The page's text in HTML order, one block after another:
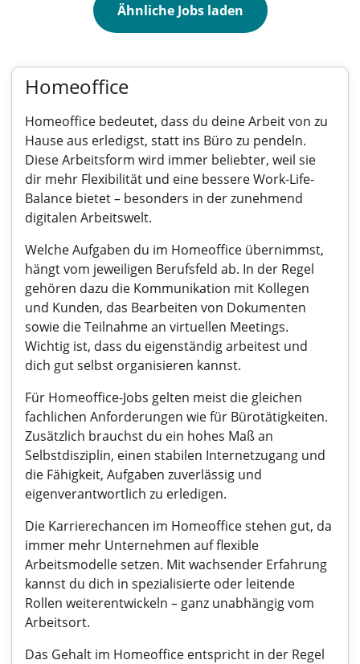
Ähnliche Jobs laden
Homeoffice
Homeoffice bedeutet, dass du deine Arbeit von zu
Hause aus erledigst, statt ins Büro zu pendeln.
Diese Arbeitsform wird immer beliebter, weil sie
dir mehr Flexibilität und eine bessere Work-Life-
Balance bietet – besonders in der zunehmend
digitalen Arbeitswelt.
Welche Aufgaben du im Homeoffice übernimmst,
hängt vom jeweiligen Berufsfeld ab. In der Regel
gehören dazu die Kommunikation mit Kollegen
und Kunden, das Bearbeiten von Dokumenten
sowie die Teilnahme an virtuellen Meetings.
Wichtig ist, dass du eigenständig arbeitest und
dich gut selbst organisieren kannst.
Für Homeoffice-Jobs gelten meist die gleichen
fachlichen Anforderungen wie für Bürotätigkeiten.
Zusätzlich brauchst du ein hohes Maß an
Selbstdisziplin, einen stabilen Internetzugang und
die Fähigkeit, Aufgaben zuverlässig und
eigenverantwortlich zu erledigen.
Die Karrierechancen im Homeoffice stehen gut, da
immer mehr Unternehmen auf flexible
Arbeitsmodelle setzen. Mit wachsender Erfahrung
kannst du dich in spezialisierte oder leitende
Rollen weiterentwickeln – ganz unabhängig vom
Arbeitsort.
Das Gehalt im Homeoffice entspricht in der Regel